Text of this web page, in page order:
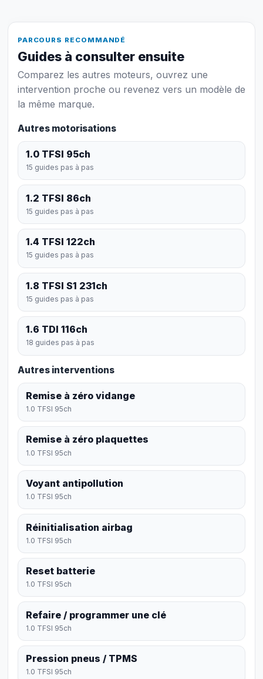
PARCOURS RECOMMANDÉ
Guides à consulter ensuite
Comparez les autres moteurs, ouvrez une
intervention proche ou revenez vers un modèle de
la même marque.
Autres motorisations
1.0 TFSI 95ch
15 guides pas à pas
1.2 TFSI 86ch
15 guides pas à pas
1.4 TFSI 122ch
15 guides pas à pas
1.8 TFSI S1 231ch
15 guides pas à pas
1.6 TDI 116ch
18 guides pas à pas
Autres interventions
Remise à zéro vidange
1.0 TFSI 95ch
Remise à zéro plaquettes
1.0 TFSI 95ch
Voyant antipollution
1.0 TFSI 95ch
Réinitialisation airbag
1.0 TFSI 95ch
Reset batterie
1.0 TFSI 95ch
Refaire / programmer une clé
1.0 TFSI 95ch
Pression pneus / TPMS
1.0 TFSI 95ch